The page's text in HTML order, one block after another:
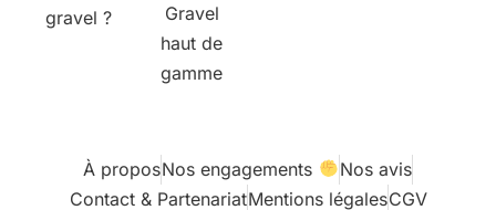
gravel ?
Gravel
haut de
gamme
À proposNos engagements
Nos avis
Contact & PartenariatMentions légalesCGV